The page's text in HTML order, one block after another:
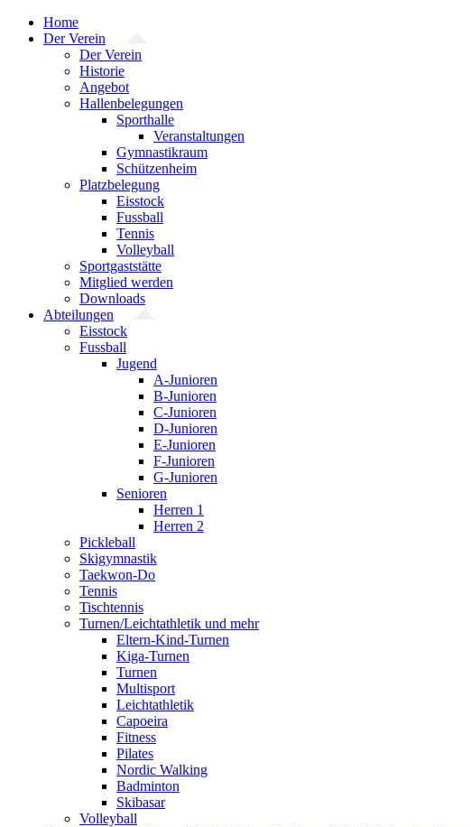
Zum
Inhalt
Home
Der Verein
Der Verein
Historie
Angebot
Hallenbelegungen
Sporthalle
Veranstaltungen
Gymnastikraum
Schützenheim
Platzbelegung
Eisstock
Fussball
Tennis
Volleyball
Sportgaststätte
Mitglied werden
Downloads
Abteilungen
Eisstock
Fussball
Jugend
A-Junioren
B-Junioren
C-Junioren
D-Junioren
E-Junioren
F-Junioren
G-Junioren
Senioren
Herren 1
Herren 2
Pickleball
Skigymnastik
Taekwon-Do
Tennis
Tischtennis
Turnen/Leichtathletik und mehr
Eltern-Kind-Turnen
Kiga-Turnen
Turnen
Multisport
Leichtathletik
Capoeira
Fitness
Pilates
Nordic Walking
Badminton
Skibasar
Volleyball